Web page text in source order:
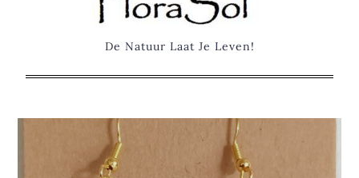
De Natuur Laat Je Leven!